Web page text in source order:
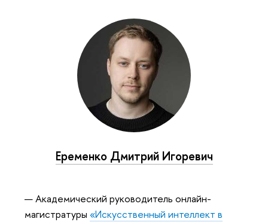
Еременко Дмитрий Игоревич
Академический руководитель онлайн-
магистратуры «Искусственный интеллект